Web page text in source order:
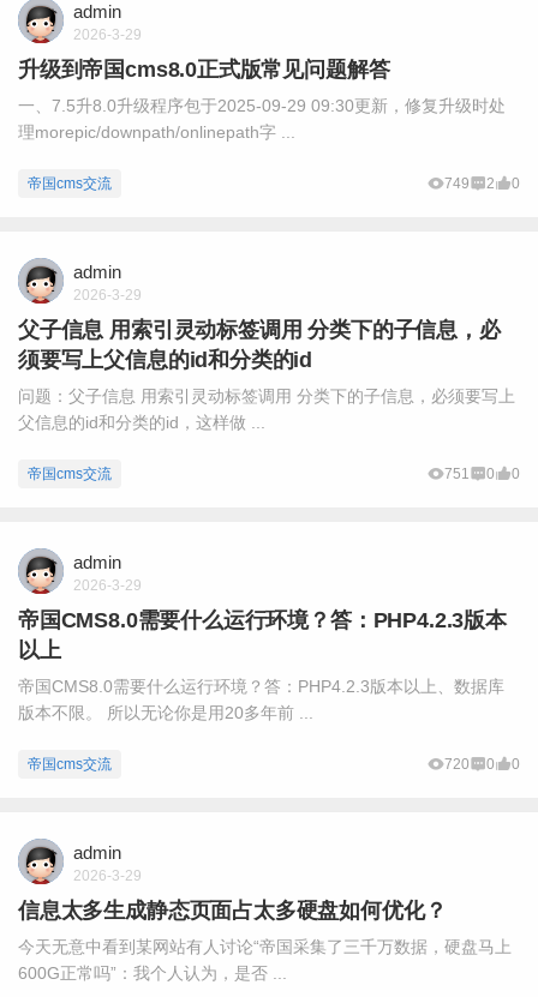
admin
2026-3-29
升级到帝国cms8.0正式版常见问题解答
一、7.5升8.0升级程序包于2025-09-29 09:30更新，修复升级时处
理morepic/downpath/onlinepath字 ...
帝国cms交流 749 2 0
admin
2026-3-29
父子信息 用索引灵动标签调用 分类下的子信息，必
须要写上父信息的id和分类的id
问题：父子信息 用索引灵动标签调用 分类下的子信息，必须要写上
父信息的id和分类的id，这样做 ...
帝国cms交流 751 0 0
admin
2026-3-29
帝国CMS8.0需要什么运行环境？答：PHP4.2.3版本
以上
帝国CMS8.0需要什么运行环境？答：PHP4.2.3版本以上、数据库
版本不限。 所以无论你是用20多年前 ...
帝国cms交流 720 0 0
admin
2026-3-29
信息太多生成静态页面占太多硬盘如何优化？
今天无意中看到某网站有人讨论“帝国采集了三千万数据，硬盘马上
600G正常吗”：我个人认为，是否 ...